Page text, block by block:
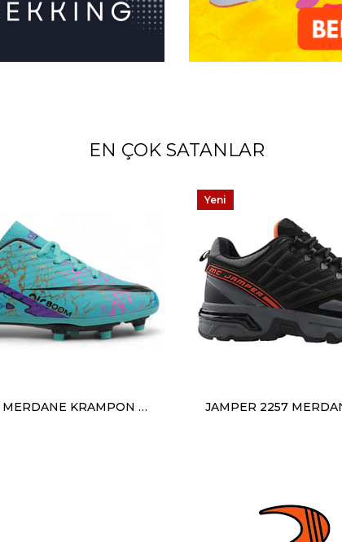
EN ÇOK SATANLAR
LALİGA 570 MERDANE KRAMPON TURKUAZ MOR DESENLİ
Yeni